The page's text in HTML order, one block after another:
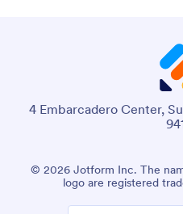
4 Embarcadero Center,
© 2026 Jotform Inc. The
logo are registered